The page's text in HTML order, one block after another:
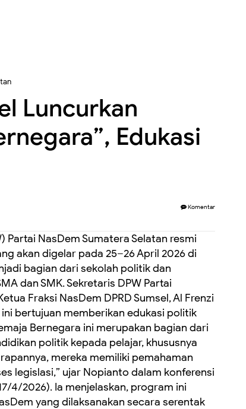
Luncurkan
Edukasi
Komentar
Partai NasDem Sumatera Selatan resmi
akan digelar pada 25–26 April 2026 di
bagian dari sekolah politik dan
dan SMK. Sekretaris DPW Partai
Fraksi NasDem DPRD Sumsel, Al Frenzi
bertujuan memberikan edukasi politik
Bernegara ini merupakan bagian dari
politik kepada pelajar, khususnya
mereka memiliki pemahaman
legislasi,” ujar Nopianto dalam konferensi
4/2026). Ia menjelaskan, program ini
yang dilaksanakan secara serentak